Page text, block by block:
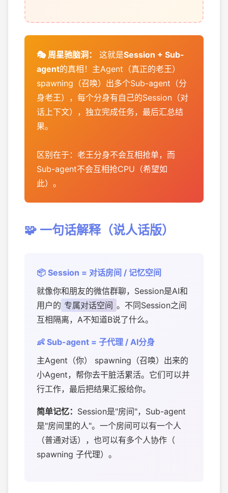
这就是Session + Sub-
agent的真相！主Agent（真正的老王）
spawning（召唤）出多个Sub-agent（分
身老王），每个分身有自己的Session（对
话上下文），独立完成任务，最后汇总结
果。
区别在于：老王分身不会互相抢单，而
Sub-agent不会互相抢CPU（希望如
此）。
🧩 一句话解释（说人话版）
📦 Session = 对话房间 / 记忆空间
就像你和朋友的微信群聊，Session是AI和
用户的 专属对话空间 。不同Session之间
互相隔离，A不知道B说了什么。
👶 Sub-agent = 子代理 / AI分身
主Agent（你） spawning（召唤）出来的
小Agent，帮你去干脏活累活。它们可以并
行工作，最后把结果汇报给你。
简单记忆： Session是"房间"，Sub-agent
是"房间里的人"。一个房间可以有一个人
（普通对话），也可以有多个人协作（
spawning 子代理）。